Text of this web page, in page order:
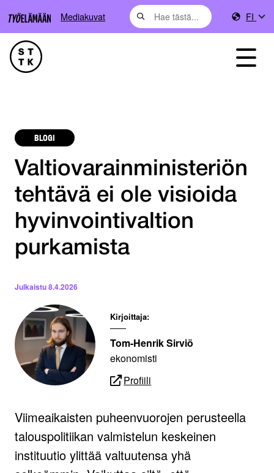
Mediakuvat FI
BLOGI
Valtiovarain­ministeriön
tehtävä ei ole visioida
hyvinvointivaltion
purkamista
Julkaistu8.4.2026
Kirjoittaja:
Tom-Henrik Sirviö
ekonomisti
Profiili
Viimeaikaisten puheenvuorojen perusteella
talouspolitiikan valmistelun keskeinen
instituutio ylittää valtuutensa yhä